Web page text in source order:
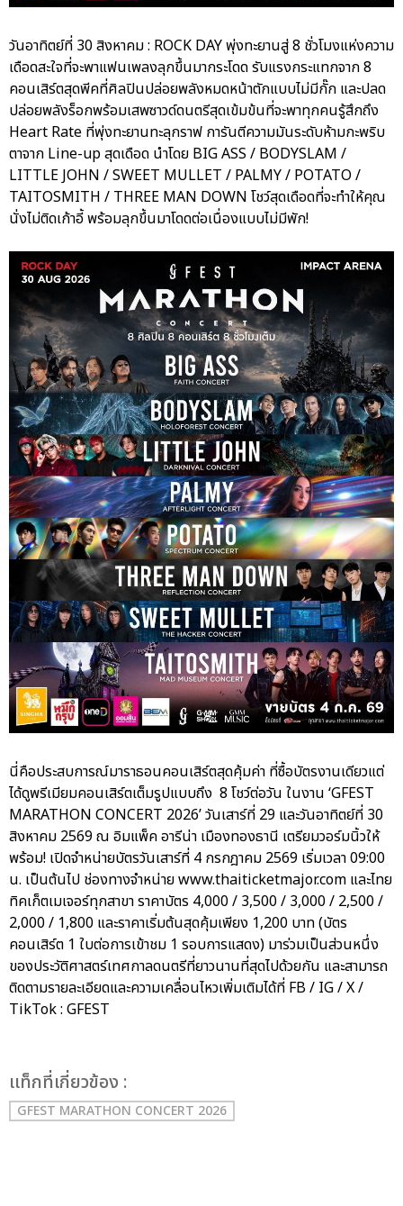
วันอาทิตย์ที่ 30 สิงหาคม : ROCK DAY พุ่งทะยานสู่ 8 ชั่วโมงแห่งความ
เดือดสะใจที่จะพาแฟนเพลงลุกขึ้นมากระโดด รับแรงกระแทกจาก 8
คอนเสิร์ตสุดพีคที่ศิลปินปล่อยพลังหมดหน้าตักแบบไม่มีกั๊ก และปลด
ปล่อยพลังร็อกพร้อมเสพซาวด์ดนตรีสุดเข้มข้นที่จะพาทุกคนรู้สึกถึง
Heart Rate ที่พุ่งทะยานทะลุกราฟ การันตีความมันระดับห้ามกะพริบ
ตาจาก Line-up สุดเดือด นำโดย BIG ASS / BODYSLAM /
LITTLE JOHN / SWEET MULLET / PALMY / POTATO /
TAITOSMITH / THREE MAN DOWN โชว์สุดเดือดที่จะทำให้คุณ
นั่งไม่ติดเก้าอี้ พร้อมลุกขึ้นมาโดดต่อเนื่องแบบไม่มีพัก!
นี่คือประสบการณ์มาราธอนคอนเสิร์ตสุดคุ้มค่า ที่ซื้อบัตรงานเดียวแต่
ได้ดูพรีเมียมคอนเสิร์ตเต็มรูปแบบถึง 8 โชว์ต่อวัน ในงาน ‘GFEST
MARATHON CONCERT 2026’ วันเสาร์ที่ 29 และวันอาทิตย์ที่ 30
สิงหาคม 2569 ณ อิมแพ็ค อารีน่า เมืองทองธานี เตรียมวอร์มนิ้วให้
พร้อม! เปิดจำหน่ายบัตรวันเสาร์ที่ 4 กรกฎาคม 2569 เริ่มเวลา 09:00
น. เป็นต้นไป ช่องทางจำหน่าย www.thaiticketmajor.com และไทย
ทิคเก็ตเมเจอร์ทุกสาขา ราคาบัตร 4,000 / 3,500 / 3,000 / 2,500 /
2,000 / 1,800 และราคาเริ่มต้นสุดคุ้มเพียง 1,200 บาท (บัตร
คอนเสิร์ต 1 ใบต่อการเข้าชม 1 รอบการแสดง) มาร่วมเป็นส่วนหนึ่ง
ของประวัติศาสตร์เทศกาลดนตรีที่ยาวนานที่สุดไปด้วยกัน และสามารถ
ติดตามรายละเอียดและความเคลื่อนไหวเพิ่มเติมได้ที่ FB / IG / X /
TikTok : GFEST
เเท็กที่เกี่ยวข้อง :
GFEST MARATHON CONCERT 2026